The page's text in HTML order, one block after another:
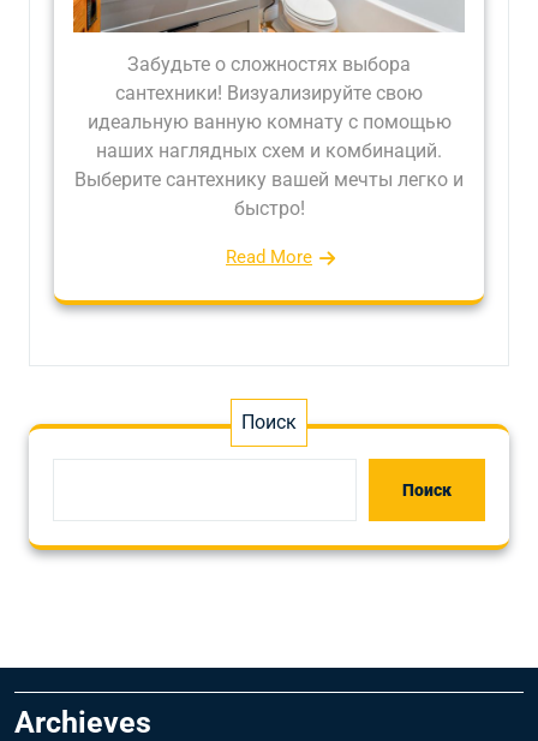
Забудьте о сложностях выбора
сантехники! Визуализируйте свою
идеальную ванную комнату с помощью
наших наглядных схем и комбинаций.
Выберите сантехнику вашей мечты легко и
быстро!
Read More
Поиск
Поиск
Archieves